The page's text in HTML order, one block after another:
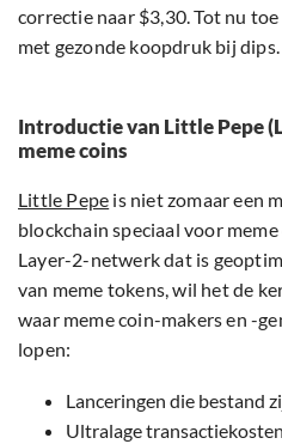
correctie naar $3,30. Tot nu
met gezonde koopdruk bij dips.
Introductie van Little Pepe
meme coins
Little Pepe is niet zomaar een
blockchain speciaal voor
Layer-2-netwerk dat is
van meme tokens, wil het de
waar meme coin-makers en -
lopen:
Lanceringen die bestand
Ultralage transactiekosten